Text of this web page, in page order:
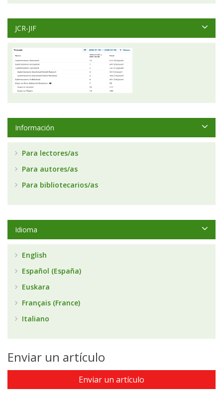
JCR-JIF
Información
Para lectores/as
Para autores/as
Para bibliotecarios/as
Idioma
English
Español (España)
Euskara
Français (France)
Italiano
Enviar un artículo
Enviar un artículo